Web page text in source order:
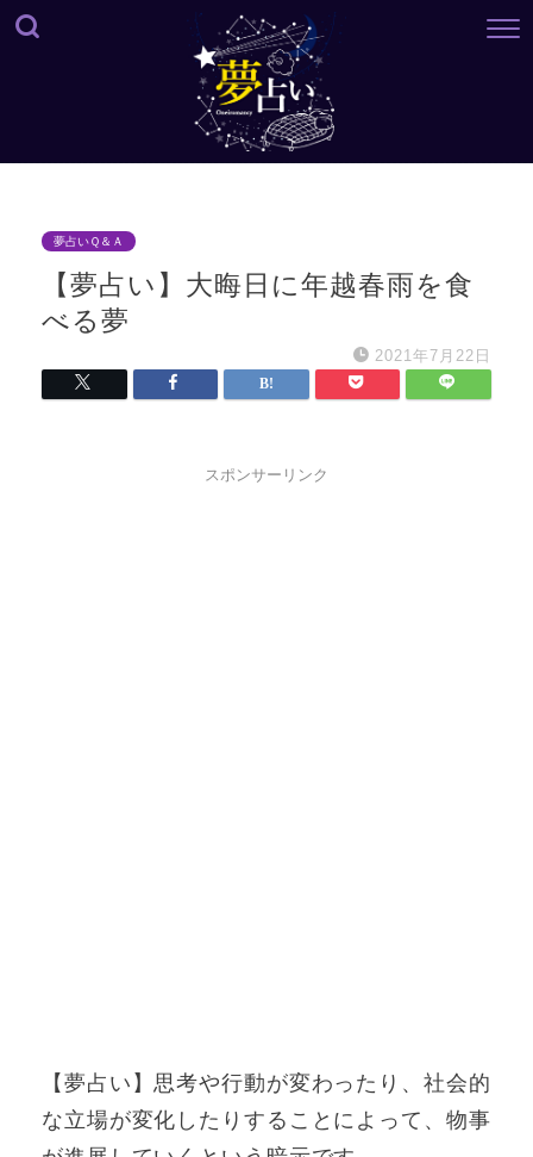
夢占いＱ＆Ａ
【夢占い】大晦日に年越春雨を食
べる夢
2021年7月22日
スポンサーリンク
【夢占い】思考や行動が変わったり、社会的
な立場が変化したりすることによって、物事